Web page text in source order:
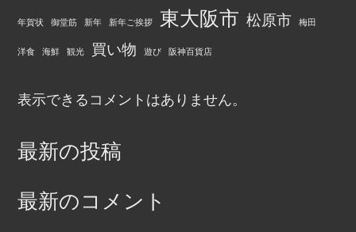
年賀状 御堂筋 新年 新年ご挨拶 東大阪市 松原市 梅田
洋食 海鮮 観光 買い物 遊び 阪神百貨店
表示できるコメントはありません。
最新の投稿
最新のコメント